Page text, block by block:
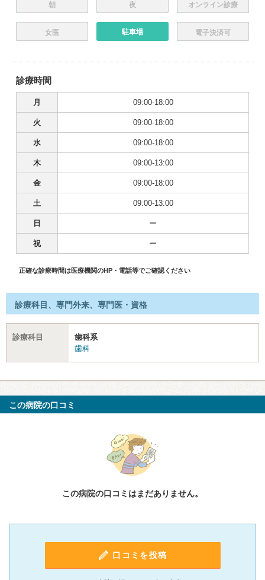
朝 夜 オンライン診療
女医 駐車場 電子決済可
診療時間
月 09:00-18:00
火 09:00-18:00
水 09:00-18:00
木 09:00-13:00
金 09:00-18:00
土 09:00-13:00
日 ー
祝 ー
正確な診療時間は医療機関のHP・電話等でご確認ください
診療科目、専門外来、専門医・資格
診療科目
歯科系
歯科
この病院の口コミ
この病院の口コミはまだありません。
口コミを投稿